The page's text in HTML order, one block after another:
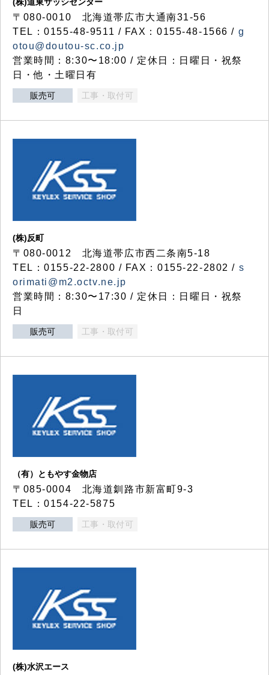
〒080-0010 北海道帯広市大通南31-56
TEL：0155-48-9511 / FAX：0155-48-1566 / g
otou@doutou-sc.co.jp
営業時間：8:30〜18:00 / 定休日：日曜日・祝祭
日・他・土曜日有
販売可 工事・取付可
(株)反町
〒080-0012 北海道帯広市西二条南5-18
TEL：0155-22-2800 / FAX：0155-22-2802 / s
orimati@m2.octv.ne.jp
営業時間：8:30〜17:30 / 定休日：日曜日・祝祭
日
販売可 工事・取付可
（有）ともやす金物店
〒085-0004 北海道釧路市新富町9-3
TEL：0154-22-5875
販売可 工事・取付可
(株)水沢エース